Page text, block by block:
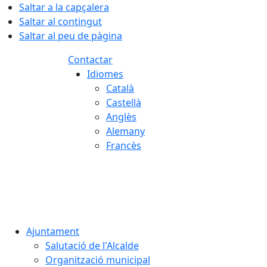
Saltar a la capçalera
Saltar al contingut
Saltar al peu de pàgina
Contactar
Idiomes
Català
Castellà
Anglès
Alemany
Francès
Ajuntament
Salutació de l'Alcalde
Organització municipal